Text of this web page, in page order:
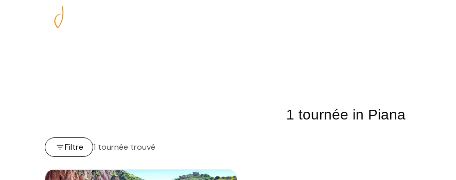
1 tournée in Piana
Filtre 1 tournée trouvé